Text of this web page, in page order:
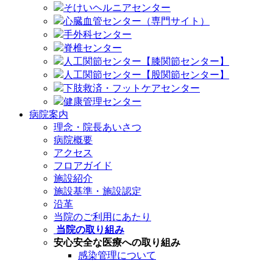
そけいヘルニアセンター
心臓血管センター（専門サイト）
手外科センター
脊椎センター
人工関節センター【膝関節センター】
人工関節センター【股関節センター】
下肢救済・フットケアセンター
健康管理センター
病院案内
理念・院長あいさつ
病院概要
アクセス
フロアガイド
施設紹介
施設基準・施設認定
沿革
当院のご利用にあたり
当院の取り組み
安心安全な医療への取り組み
感染管理について